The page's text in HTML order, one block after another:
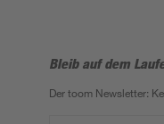
Bleib auf dem
Der toom Newsletter: